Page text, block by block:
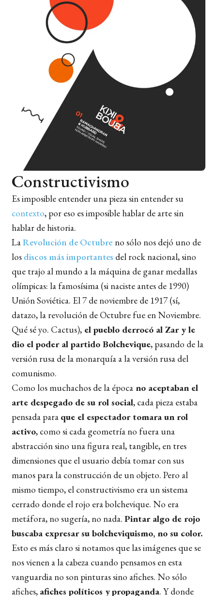
Constructivismo
Es imposible entender una pieza sin entender su
contexto, por eso es imposible hablar de arte sin
hablar de historia.
LaRevolución de Octubre no sólo nos dejó uno de
los discos más importantes del rock nacional, sino
que trajo al mundo a la máquina de ganar medallas
olímpicas: la famosísima (si naciste antes de 1990)
Unión Soviética. El 7 de noviembre de 1917 (sí,
datazo, la revolución de Octubre fue en Noviembre.
Qué sé yo. Cactus), el pueblo derrocó al Zar y le
dio el poder al partido Bolchevique, pasando de la
versión rusa de la monarquía a la versión rusa del
comunismo.
Como los muchachos de la época no aceptaban el
arte despegado de su rol social, cada pieza estaba
pensada para que el espectador tomara un rol
activo, como si cada geometría no fuera una
abstracción sino una figura real, tangible, en tres
dimensiones que el usuario debía tomar con sus
manos para la construcción de un objeto. Pero al
mismo tiempo, el constructivismo era un sistema
cerrado donde el rojo era bolchevique. No era
metáfora, no sugería, no nada. Pintar algo de rojo
buscaba expresar su bolcheviquismo, no su color.
Esto es más claro si notamos que las imágenes que se
nos vienen a la cabeza cuando pensamos en esta
vanguardia no son pinturas sino afiches. No sólo
afiches, afiches políticos ypropaganda. Y donde